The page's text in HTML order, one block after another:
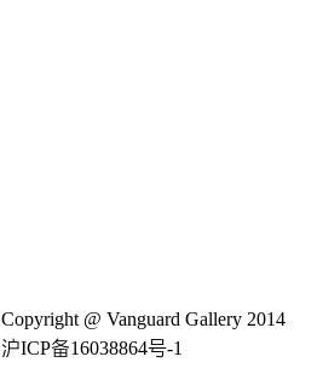
Copyright @ Vanguard Gallery 2014
沪ICP备16038864号-1